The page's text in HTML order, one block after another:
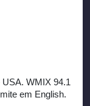
WMIX 94.1
em English.